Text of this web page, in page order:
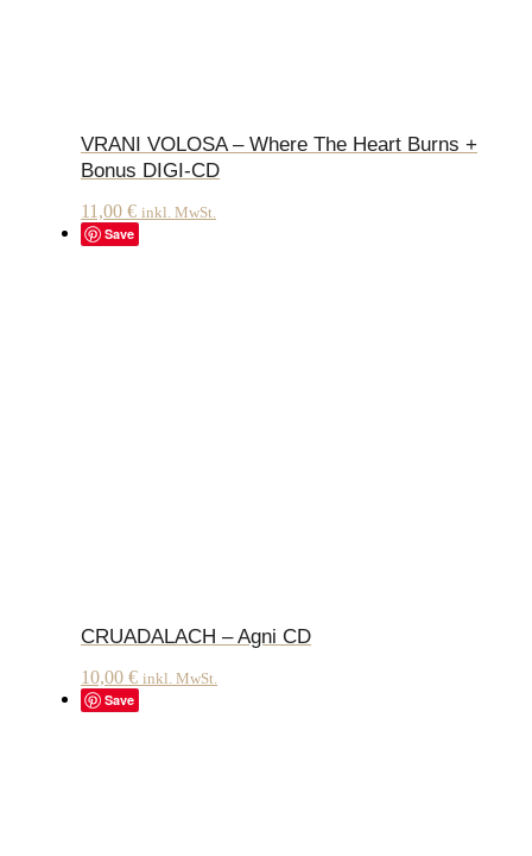
VRANI VOLOSA – Where The Heart Burns +
Bonus DIGI-CD
11,00 € inkl. MwSt.
Save
CRUADALACH – Agni CD
10,00 € inkl. MwSt.
Save